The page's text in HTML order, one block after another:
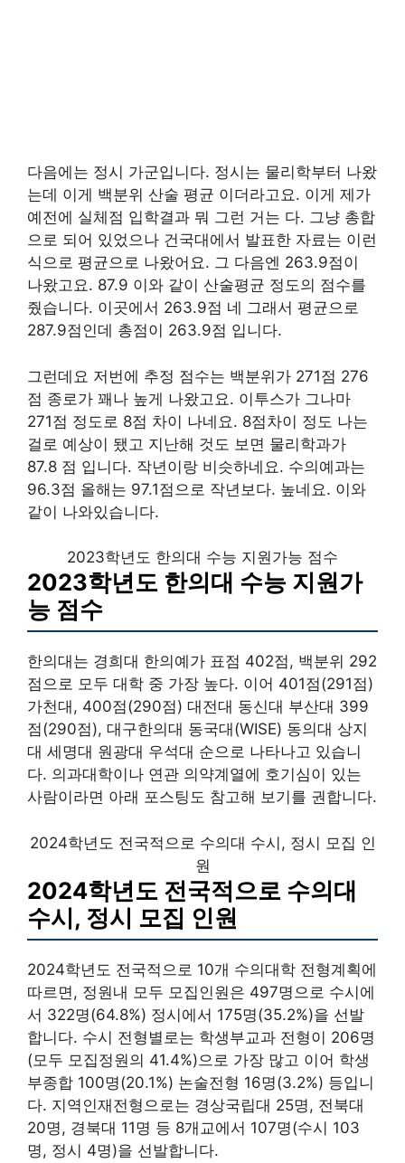
다음에는 정시 가군입니다. 정시는 물리학부터 나왔
는데 이게 백분위 산술 평균 이더라고요. 이게 제가
예전에 실체점 입학결과 뭐 그런 거는 다. 그냥 총합
으로 되어 있었으나 건국대에서 발표한 자료는 이런
식으로 평균으로 나왔어요. 그 다음엔 263.9점이
나왔고요. 87.9 이와 같이 산술평균 정도의 점수를
줬습니다. 이곳에서 263.9점 네 그래서 평균으로
287.9점인데 총점이 263.9점 입니다.
그런데요 저번에 추정 점수는 백분위가 271점 276
점 종로가 꽤나 높게 나왔고요. 이투스가 그나마
271점 정도로 8점 차이 나네요. 8점차이 정도 나는
걸로 예상이 됐고 지난해 것도 보면 물리학과가
87.8 점 입니다. 작년이랑 비슷하네요. 수의예과는
96.3점 올해는 97.1점으로 작년보다. 높네요. 이와
같이 나와있습니다.
2023학년도 한의대 수능 지원가능 점수
2023학년도 한의대 수능 지원가
능 점수
한의대는 경희대 한의예가 표점 402점, 백분위 292
점으로 모두 대학 중 가장 높다. 이어 401점(291점)
가천대, 400점(290점) 대전대 동신대 부산대 399
점(290점), 대구한의대 동국대(WISE) 동의대 상지
대 세명대 원광대 우석대 순으로 나타나고 있습니
다. 의과대학이나 연관 의약계열에 호기심이 있는
사람이라면 아래 포스팅도 참고해 보기를 권합니다.
2024학년도 전국적으로 수의대 수시, 정시 모집 인
원
2024학년도 전국적으로 수의대
수시, 정시 모집 인원
2024학년도 전국적으로 10개 수의대학 전형계획에
따르면, 정원내 모두 모집인원은 497명으로 수시에
서 322명(64.8%) 정시에서 175명(35.2%)을 선발
합니다. 수시 전형별로는 학생부교과 전형이 206명
(모두 모집정원의 41.4%)으로 가장 많고 이어 학생
부종합 100명(20.1%) 논술전형 16명(3.2%) 등입니
다. 지역인재전형으로는 경상국립대 25명, 전북대
20명, 경북대 11명 등 8개교에서 107명(수시 103
명, 정시 4명)을 선발합니다.